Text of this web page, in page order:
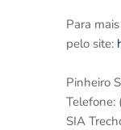
Para
pelo site:
Pinheiro
SIA